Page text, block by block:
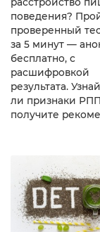
расстройство
поведения?
проверенный
за 5 минут —
бесплатно, с
расшифровкой
результата.
ли признаки
получите